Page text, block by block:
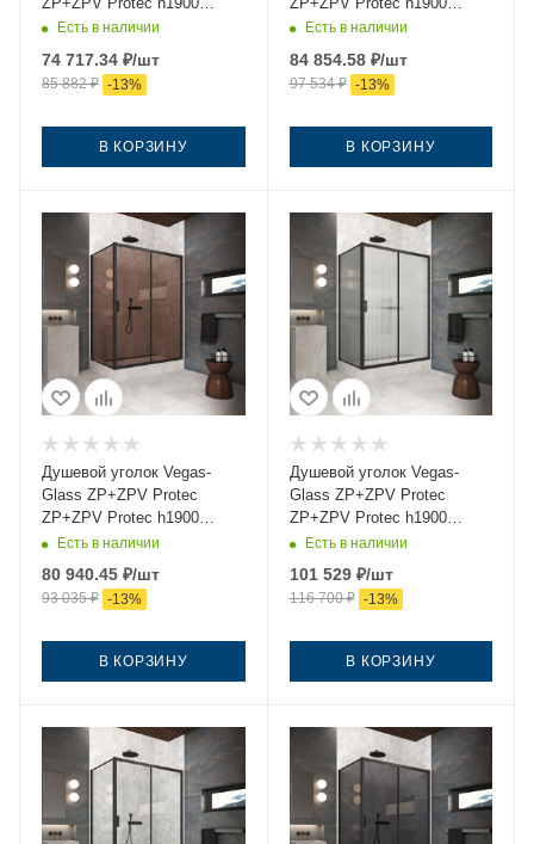
170*95 03 01 170х95 стекло
золото без поддона
Есть в наличии
74 717.34 ₽/шт
85 882₽ -13%
В КОРЗИНУ
170*95 02М 02 170х95
черный без поддона
Есть в наличии
84 854.58₽/шт
97 534₽ -13%
В КОРЗИНУ
Душевой уголок Vegas-
Glass ZP+ZPV Protec
ZP+ZPV Protec h1900
170*95 02М 05 170х95
стекло тонированное
профиль черный без
поддона
Есть в наличии
80 940.45 ₽/шт
93 035₽ -13%
В КОРЗИНУ
Душевой уголок Vegas-
Glass ZP+ZPV Protec
ZP+ZPV Protec h1900
170*95 02М Moru 170х95
стекло рифленое профиль
черный без поддона
Есть в наличии
101 529₽/шт
116 700₽ -13%
В КОРЗИНУ